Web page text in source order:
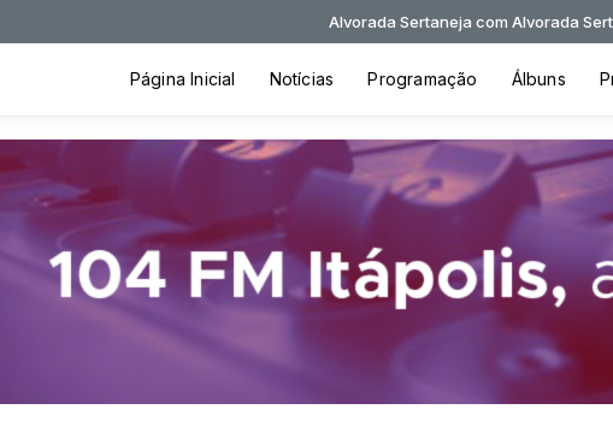
Alvorada Sertaneja com Alvorada Sertaneja das 05:00 às 07:30
Página Inicial Notícias Programação Álbuns